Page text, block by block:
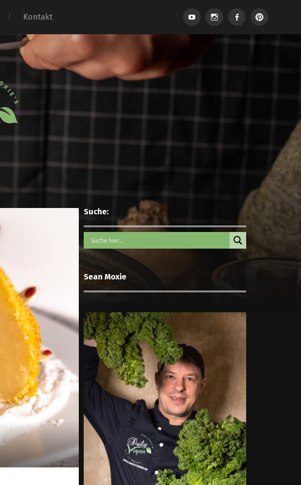
Kontakt
Suche:
Sean Moxie